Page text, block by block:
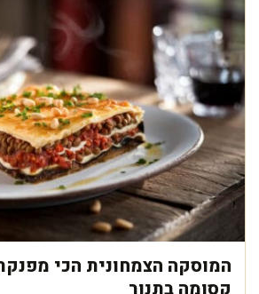
המוסקה הצמחונית הכי